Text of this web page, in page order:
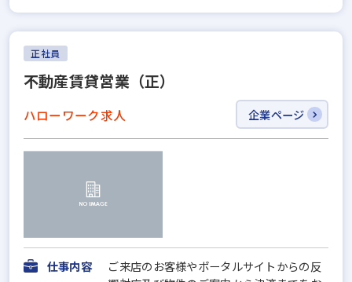
正社員
不動産賃貸営業（正）
ハローワーク求人 企業ページ
仕事内容
ご来店のお客様やポータルサイトからの反